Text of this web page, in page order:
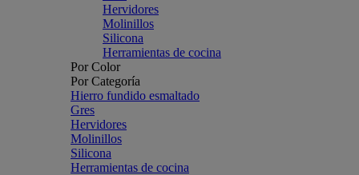
Hervidores
Molinillos
Silicona
Herramientas de cocina
Por Color
Por Categoría
Hierro fundido esmaltado
Gres
Hervidores
Molinillos
Silicona
Herramientas de cocina